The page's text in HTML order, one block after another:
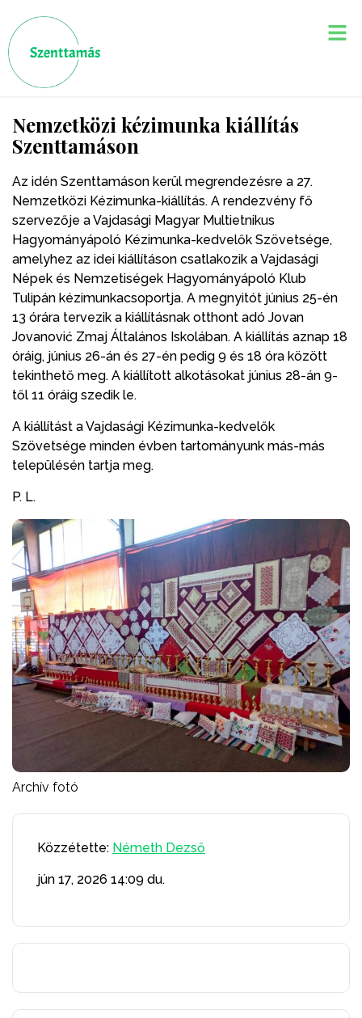
Nemzetközi kézimunka kiállítás
Szenttamáson
Az idén Szenttamáson kerül megrendezésre a 27.
Nemzetközi Kézimunka-kiállítás. A rendezvény fő
szervezője a Vajdasági Magyar Multietnikus
Hagyományápoló Kézimunka-kedvelők Szövetsége,
amelyhez az idei kiállításon csatlakozik a Vajdasági
Népek és Nemzetiségek Hagyományápoló Klub
Tulipán kézimunkacsoportja. A megnyitót június 25-én
13 órára tervezik a kiállításnak otthont adó Jovan
Jovanović Zmaj Általános Iskolában. A kiállítás aznap 18
óráig, június 26-án és 27-én pedig 9 és 18 óra között
tekinthető meg. A kiállított alkotásokat június 28-án 9-
től 11 óráig szedik le.
A kiállítást a Vajdasági Kézimunka-kedvelők
Szövetsége minden évben tartományunk más-más
településén tartja meg.
P. L.
Archív fotó
Közzétette: Németh Dezső
jún 17, 2026 14:09 du.